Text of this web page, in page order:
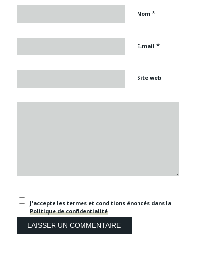
Nom *
E-mail *
Site web
J'accepte les termes et conditions énoncés dans la
Politique de confidentialité